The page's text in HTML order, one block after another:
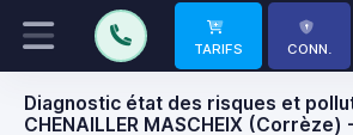
TARIFS CONN.
Diagnostic état des risques et
CHENAILLER MASCHEIX (Corrèze) -